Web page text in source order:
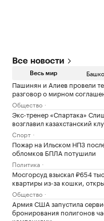
Все новости
Весь мир
Пашинян и Алиев провели
разговор о мирном
Общество
Экс-тренер «Спартака»
возглавил казахстанский
Спорт
Пожар на Ильском НПЗ
обломков БПЛА потушили
Политика
Мосгорсуд взыскал ₽654
квартиры из-за кошки,
Общество
Армия США запустила
бронирования полигонов